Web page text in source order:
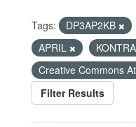
Tags: DP3AP2KB
APRIL
Creative Commons
Filter Results